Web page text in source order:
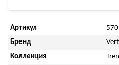
Артикул
Бренд
Коллекция